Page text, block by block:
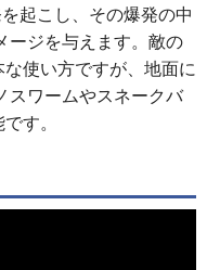
起こし、その爆発の中
ージを与えます。敵の
使い方ですが、地面に
スワームやスネークバ
す。